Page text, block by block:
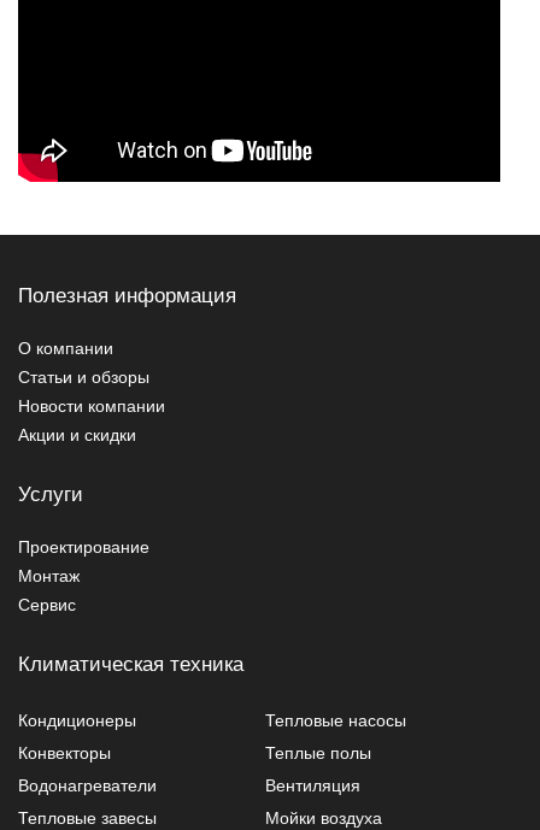
Полезная информация
О компании
Статьи и обзоры
Новости компании
Акции и скидки
Услуги
Проектирование
Монтаж
Сервис
Климатическая техника
Кондиционеры
Тепловые насосы
Конвекторы
Теплые полы
Водонагреватели
Вентиляция
Тепловые завесы
Мойки воздуха